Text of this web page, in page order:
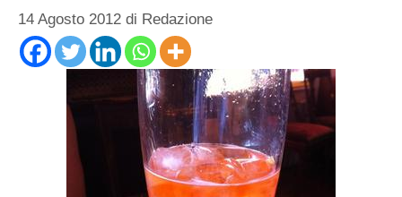
14 Agosto 2012 di Redazione